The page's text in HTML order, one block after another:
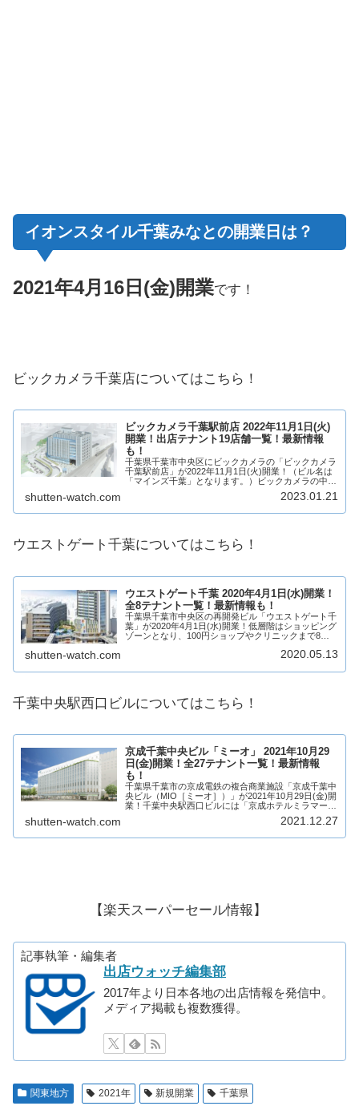
イオンスタイル千葉みなとの開業日は？
2021年4月16日(金)開業です！
ビックカメラ千葉店についてはこちら！
ビックカメラ千葉駅前店 2022年11月1日(火)
開業！出店テナント19店舗一覧！最新情報
も！
千葉県千葉市中央区にビックカメラの「ビックカメラ
千葉駅前店」が2022年11月1日(火)開業！（ビル名は
「マインズ千葉」となります。）ビックカメラの中で
は大型店舗となり、売り場の一部に複数店舗が出店！
そんな、ビックカメラ千葉駅前店について、...
shutten-watch.com 2023.01.21
ウエストゲート千葉についてはこちら！
ウエストゲート千葉 2020年4月1日(水)開業！
全8テナント一覧！最新情報も！
千葉県千葉市中央区の再開発ビル「ウエストゲート千
葉」が2020年4月1日(水)開業！低層階はショッピング
ゾーンとなり、100円ショップやクリニックまで8店
ナントや開業日、求人情報について見てい...
shutten-watch.com 2020.05.13
千葉中央駅西口ビルについてはこちら！
京成千葉中央ビル「ミーオ」 2021年10月29
日(金)開業！全27テナント一覧！最新情報
も！
千葉県千葉市の京成電鉄の複合商業施設「京成千葉中
央ビル（MIO［ミーオ］）」が2021年10月29日(金)開
業！千葉中央駅西口ビルには「京成ホテルミラマー
レ」のほか、1階から3階にはリブレ京成をはじめ、保
育、医療、サービス、物販、飲食など2...
shutten-watch.com 2021.12.27
【楽天スーパーセール情報】
記事執筆・編集者
出店ウォッチ編集部
2017年より日本各地の出店情報を発信中。
メディア掲載も複数獲得。
関東地方 2021年 新規開業 千葉県